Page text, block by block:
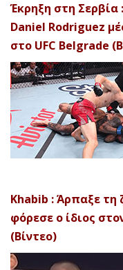
Έκρηξη στη Σερβία
Daniel Rodriguez
στο UFC Belgrade
Khabib : Άρπαξε τη
φόρεσε ο ίδιος
(Βίντεο)